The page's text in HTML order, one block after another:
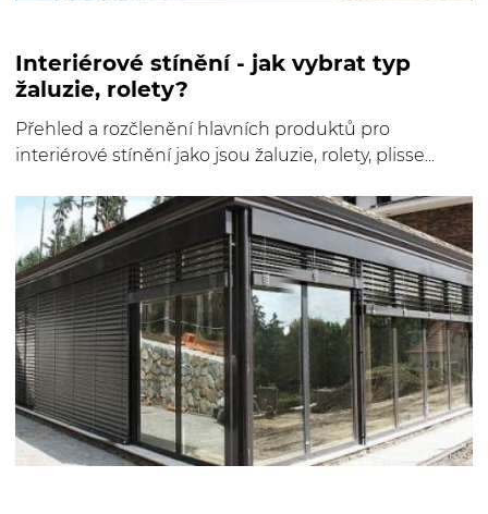
Interiérové stínění - jak vybrat typ
žaluzie, rolety?
Přehled a rozčlenění hlavních produktů pro
interiérové stínění jako jsou žaluzie, rolety, plisse...